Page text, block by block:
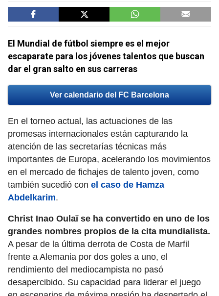
El Mundial de fútbol siempre es el mejor
escaparate para los jóvenes talentos que buscan
dar el gran salto en sus carreras
Ver calendario del FC Barcelona
En el torneo actual, las actuaciones de las
promesas internacionales están capturando la
atención de las secretarías técnicas más
importantes de Europa, acelerando los movimientos
en el mercado de fichajes de talento joven, como
también sucedió con el caso de Hamza
Abdelkarim.
Christ Inao Oulaï se ha convertido en uno de los
grandes nombres propios de la cita mundialista.
A pesar de la última derrota de Costa de Marfil
frente a Alemania por dos goles a uno, el
rendimiento del mediocampista no pasó
desapercibido. Su capacidad para liderar el juego